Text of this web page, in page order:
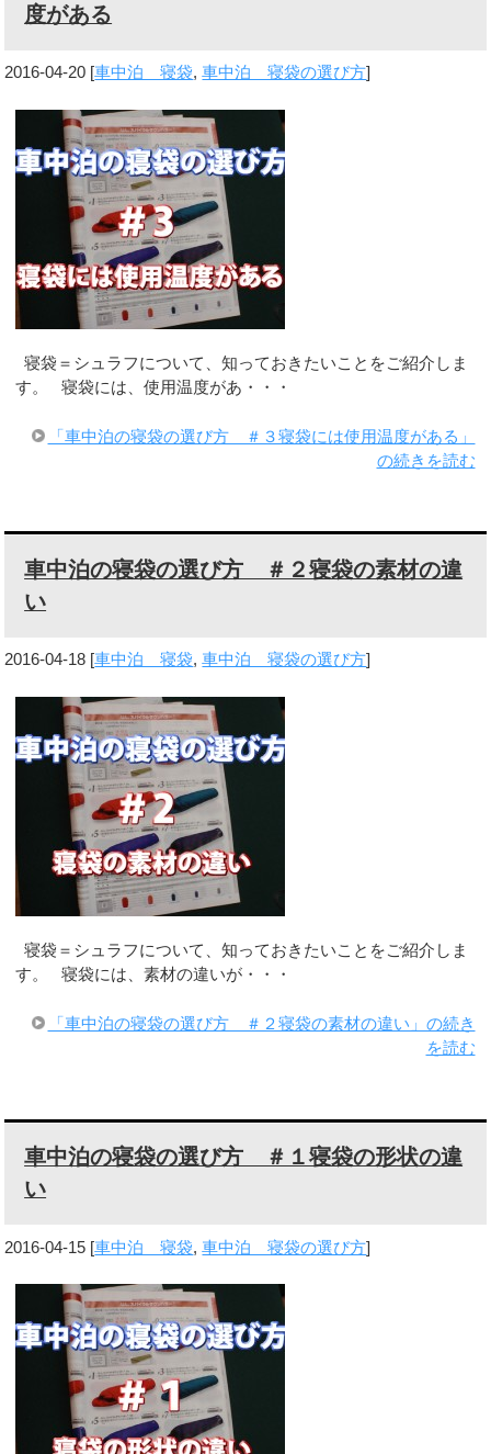
度がある
2016-04-20 [車中泊 寝袋,車中泊 寝袋の選び方]
寝袋＝シュラフについて、知っておきたいことをご紹介しま
す。 寝袋には、使用温度があ・・・
「車中泊の寝袋の選び方 ＃３寝袋には使用温度がある」
の続きを読む
車中泊の寝袋の選び方 ＃２寝袋の素材の違
い
2016-04-18 [車中泊 寝袋,車中泊 寝袋の選び方]
寝袋＝シュラフについて、知っておきたいことをご紹介しま
す。 寝袋には、素材の違いが・・・
「車中泊の寝袋の選び方 ＃２寝袋の素材の違い」の続き
を読む
車中泊の寝袋の選び方 ＃１寝袋の形状の違
い
2016-04-15 [車中泊 寝袋,車中泊 寝袋の選び方]